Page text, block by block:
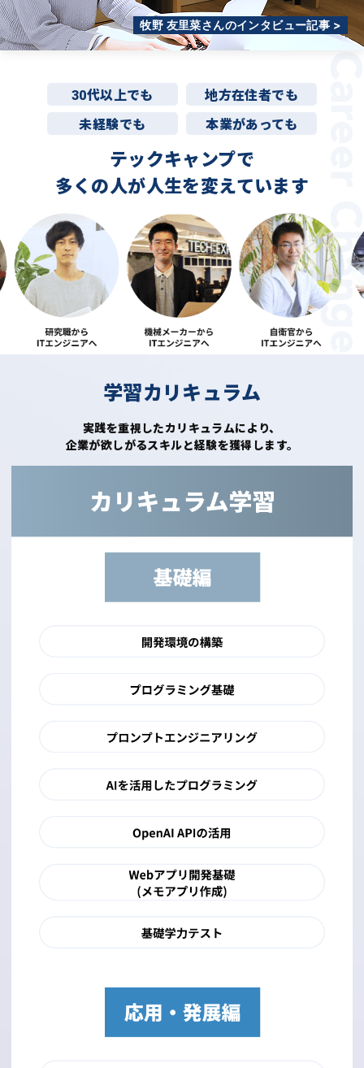
牧野 友里菜さんのインタビュー記事 >
30代以上でも
地方在住者でも
未経験でも
本業があっても
テックキャンプで
多くの人が人生を変えています
学習カリキュラム
実践を重視したカリキュラムにより、
企業が欲しがるスキルと経験を獲得します。